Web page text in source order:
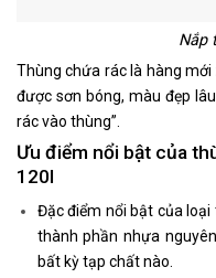
Nắp
Thùng chứa rác là hàng
được sơn bóng, màu đẹp
rác vào thùng”.
Ưu điểm nổi bật của
120l
Đặc điểm nổi bật của
thành phần nhựa
bất kỳ tạp chất nào.